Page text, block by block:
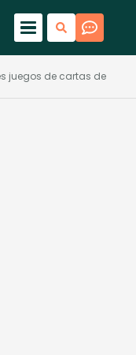
juegos de cartas de